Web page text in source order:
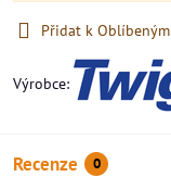
Přidat k Oblíbeným
Výrobce:
Recenze 0